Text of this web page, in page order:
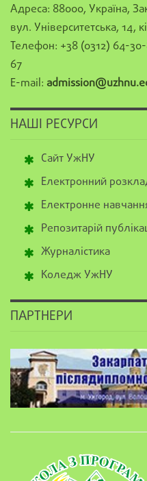
Адреса: 88000, Україна,
вул. Університетська, 14,
Телефон: +38 (0312) 64-
67
E-mail:
НАШІ РЕСУРСИ
Сайт УжНУ
Електронний
Електронне
Репозитарій
Журналістика
Коледж УжНУ
ПАРТНЕРИ